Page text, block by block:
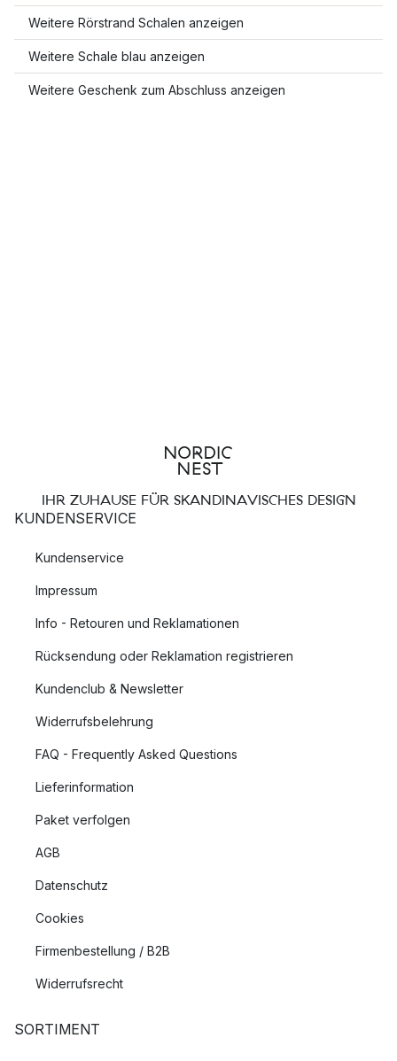
Weitere Rörstrand Schalen anzeigen
Weitere Schale blau anzeigen
Weitere Geschenk zum Abschluss anzeigen
IHR ZUHAUSE FÜR SKANDINAVISCHES DESIGN
KUNDENSERVICE
Kundenservice
Impressum
Info - Retouren und Reklamationen
Rücksendung oder Reklamation registrieren
Kundenclub & Newsletter
Widerrufsbelehrung
FAQ - Frequently Asked Questions
Lieferinformation
Paket verfolgen
AGB
Datenschutz
Cookies
Firmenbestellung / B2B
Widerrufsrecht
SORTIMENT